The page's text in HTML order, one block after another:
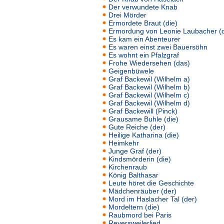
Der verwundete Knab
Drei Mörder
Ermordete Braut (die)
Ermordung von Leonie Laubacher
Es kam ein Abenteurer
Es waren einst zwei Bauersöhn
Es wohnt ein Pfalzgraf
Frohe Wiedersehen (das)
Geigenbüwele
Graf Backewil (Wilhelm a)
Graf Backewil (Wilhelm b)
Graf Backewil (Wilhelm c)
Graf Backewil (Wilhelm d)
Graf Backewill (Pinck)
Grausame Buhle (die)
Gute Reiche (der)
Heilige Katharina (die)
Heimkehr
Junge Graf (der)
Kindsmörderin (die)
Kirchenraub
König Balthasar
Leute höret die Geschichte
Mädchenräuber (der)
Mord im Haslacher Tal (der)
Mordeltern (die)
Raubmord bei Paris